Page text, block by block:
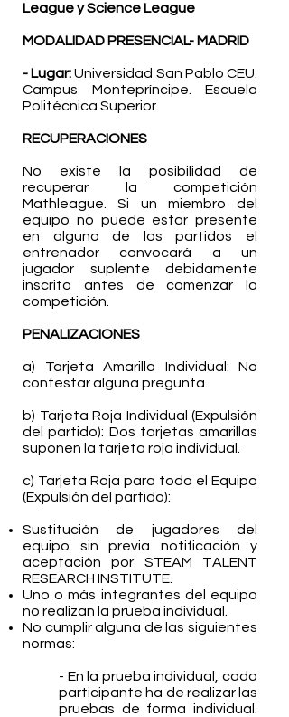
League y Science League
​MODALIDAD PRESENCIAL- MADRID
- Lugar:Universidad San Pablo CEU.
Campus Montepríncipe. Escuela
Politécnica Superior.
RECUPERACIONES
No existe la posibilidad de
recuperar la competición
Mathleague. Si un miembro del
equipo no puede estar presente
en alguno de los partidos el
entrenador convocará a un
jugador suplente debidamente
inscrito antes de comenzar la
competición.
PENALIZACIONES
a) Tarjeta Amarilla Individual: No
contestar alguna pregunta.
b) Tarjeta Roja Individual (Expulsión
del partido): Dos tarjetas amarillas
suponen la tarjeta roja individual.
c) Tarjeta Roja para todo el Equipo
(Expulsión del partido):
Sustitución de jugadores del
equipo sin previa notificación y
aceptación por STEAM TALENT
RESEARCH INSTITUTE.
Uno o más integrantes del equipo
no realizan la prueba individual.
No cumplir alguna de las siguientes
normas:
- En la prueba individual, cada
participante ha de realizar las
pruebas de forma individual.